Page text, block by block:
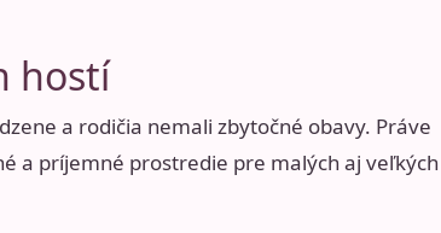
hostí
a rodičia nemali zbytočné obavy. Práve
a príjemné prostredie pre malých aj veľkých